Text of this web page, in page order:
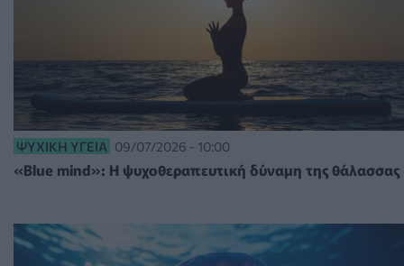
ΨΥΧΙΚΉ ΥΓΕΊΑ 09/07/2026 - 10:00
«Βlue mind»: Η ψυχοθεραπευτική δύναμη της θάλασσας